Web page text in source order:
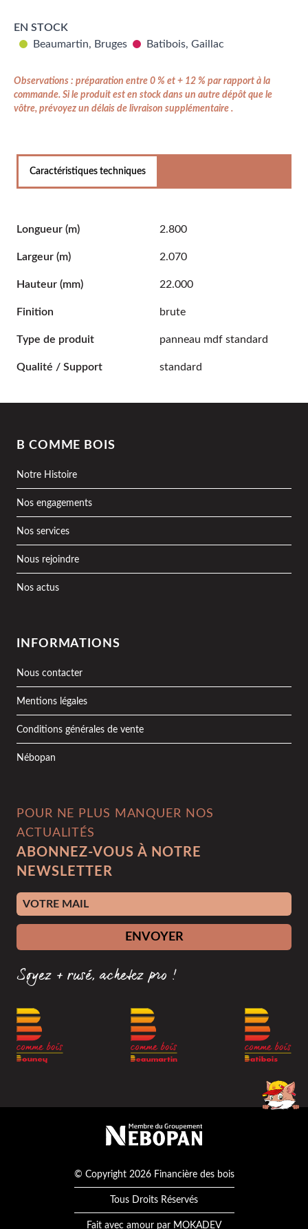
EN STOCK
Beaumartin, Bruges
Batibois, Gaillac
Observations : préparation entre 0 % et + 12 % par rapport à la
commande. Si le produit est en stock dans un autre dépôt que le
vôtre, prévoyez un délais de livraison supplémentaire .
Caractéristiques techniques
Longueur (m) 2.800
Largeur (m) 2.070
Hauteur (mm) 22.000
Finition brute
Type de produit panneau mdf standard
Qualité / Support standard
B COMME BOIS
Notre Histoire
Nos engagements
Nos services
Nous rejoindre
Nos actus
INFORMATIONS
Nous contacter
Mentions légales
Conditions générales de vente
Nébopan
POUR NE PLUS MANQUER NOS
ACTUALITÉS
ABONNEZ-VOUS À NOTRE
NEWSLETTER
Adresse e-mail
ENVOYER
Soyez + rusé, achetez pro !
Membre du groupement Nébopan
© Copyright 2026 Financière des bois
Tous Droits Réservés
Fait avec amour par MOKADEV